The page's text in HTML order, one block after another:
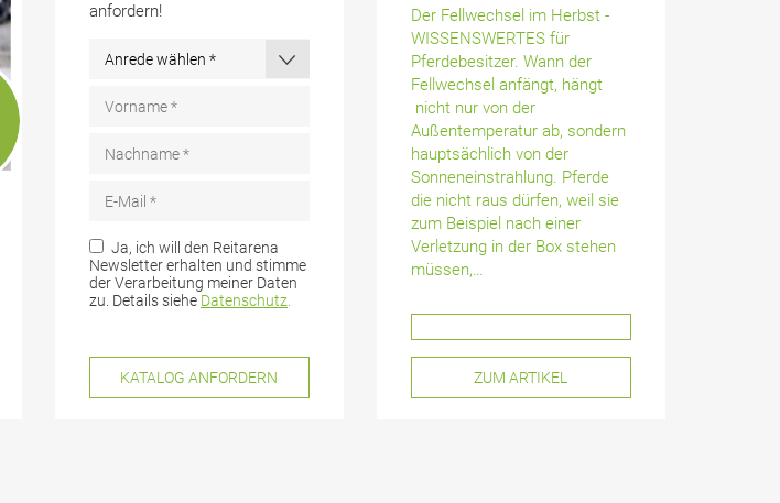
€ 395,-
Urlaub mit dem eigenen Pferd!
Das Leitner HOME & HORSE
Buchbar von 1.5. – 8.11.2026
ZU UNSEREM TOP-ANGEBOT
anfordern!
Ja, ich will den Reitarena
Newsletter erhalten und stimme
der Verarbeitung meiner Daten
zu. Details siehe Datenschutz
Der Fellwechsel im Herbst -
WISSENSWERTES für
Pferdebesitzer. Wann der
Fellwechsel anfängt, hängt
nicht nur von der
Außentemperatur ab, sondern
hauptsächlich von der
Sonneneinstrahlung. Pferde
die nicht raus dürfen, weil sie
zum Beispiel nach einer
Verletzung in der Box stehen
müssen,…
ZUM ARTIKEL